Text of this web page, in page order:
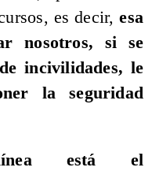
es decir, esa
nosotros, si se
incivilidades, le
la seguridad
está el